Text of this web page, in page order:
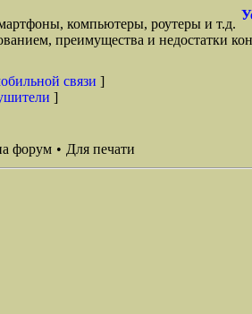
компьютеры, роутеры и т.д.
преимущества и недостатки
связи ]
]
форум • Для печати